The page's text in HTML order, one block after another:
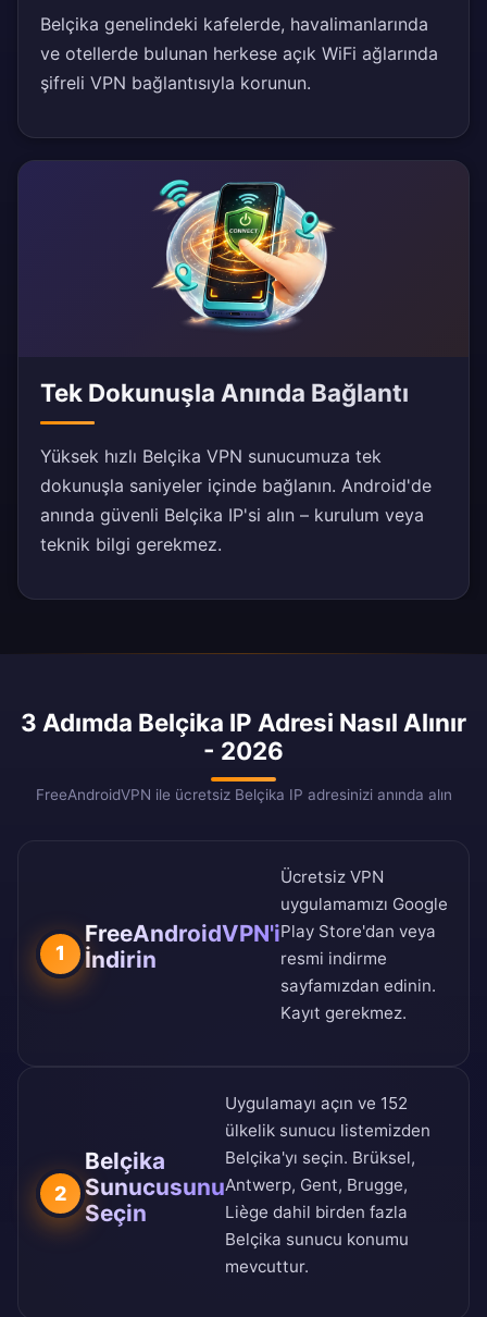
Belçika genelindeki kafelerde, havalimanlarında
ve otellerde bulunan herkese açık WiFi ağlarında
şifreli VPN bağlantısıyla korunun.
Tek Dokunuşla Anında Bağlantı
Yüksek hızlı Belçika VPN sunucumuza tek
dokunuşla saniyeler içinde bağlanın. Android'de
anında güvenli Belçika IP'si alın – kurulum veya
teknik bilgi gerekmez.
3 Adımda Belçika IP Adresi Nasıl Alınır
- 2026
FreeAndroidVPN ile ücretsiz Belçika IP adresinizi anında alın
1
FreeAndroidVPN'i
İndirin
Ücretsiz VPN
uygulamamızı Google
Play Store'dan veya
resmi indirme
sayfamızdan edinin.
Kayıt gerekmez.
2
Belçika
Sunucusunu
Seçin
Uygulamayı açın ve 152
ülkelik sunucu listemizden
Belçika'yı seçin. Brüksel,
Antwerp, Gent, Brugge,
Liège dahil birden fazla
Belçika sunucu konumu
mevcuttur.